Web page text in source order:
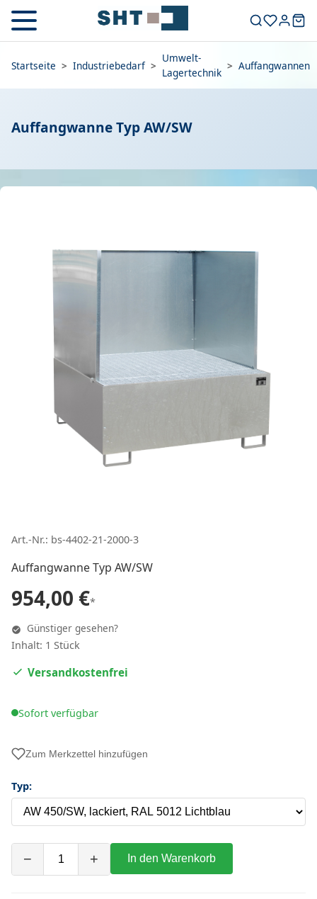
Startseite > Industriebedarf >
Umwelt-
Lagertechnik
> Auffangwannen
Auffangwanne Typ AW/SW
Art.-Nr.: bs-4402-21-2000-3
Auffangwanne Typ AW/SW
954,00 €*
Günstiger gesehen?
Inhalt: 1 Stück
Versandkostenfrei
Sofort verfügbar
Zum Merkzettel hinzufügen
Typ:
− + In den Warenkorb